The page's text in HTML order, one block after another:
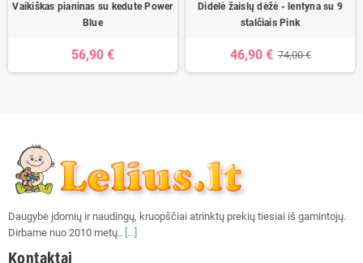
Vaikiškas pianinas su kedute Power
Blue
56,90 €
Didelė žaislų dėžė - lentyna su 9
stalčiais Pink
46,90 € 74,00 €
Daugybė įdomių ir naudingų, kruopščiai atrinktų prekių tiesiai iš gamintojų.
Dirbame nuo 2010 metų.. [...]
Kontaktai